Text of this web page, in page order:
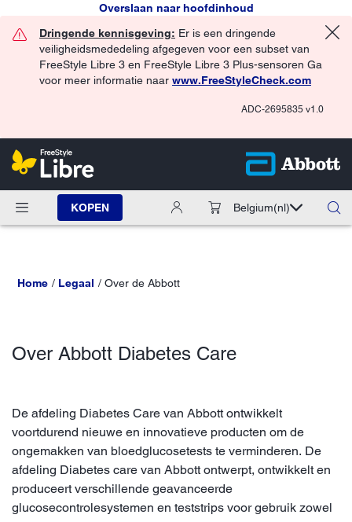
Overslaan naar hoofdinhoud
Dringende kennisgeving: Er is een dringende
veiligheidsmededeling afgegeven voor een subset van
FreeStyle Libre 3 en FreeStyle Libre 3 Plus-sensoren Ga
voor meer informatie naar www.FreeStyleCheck.com
ADC-2695835 v1.0
KOPEN Belgium(nl)
Home Legaal Over de Abbott
Over Abbott Diabetes Care
De afdeling Diabetes Care van Abbott ontwikkelt
voortdurend nieuwe en innovatieve producten om de
ongemakken van bloedglucosetests te verminderen. De
afdeling Diabetes care van Abbott ontwerpt, ontwikkelt en
produceert verschillende geavanceerde
glucosecontrolesystemen en teststrips voor gebruik zowel